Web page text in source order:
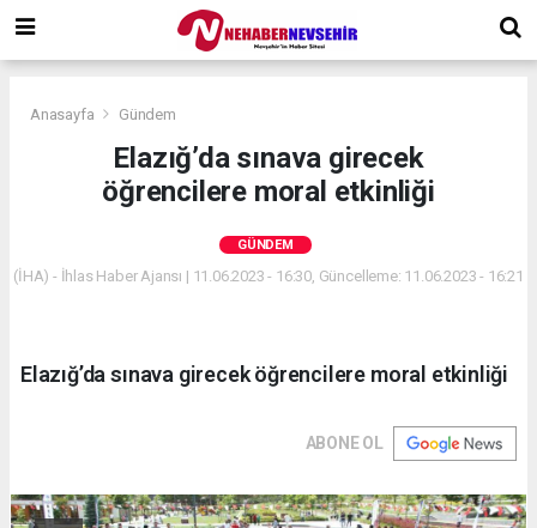
Anasayfa Gündem
Elazığ’da sınava girecek
öğrencilere moral etkinliği
GÜNDEM
(İHA) - İhlas Haber Ajansı | 11.06.2023 - 16:30, Güncelleme: 11.06.2023 - 16:21
Elazığ’da sınava girecek öğrencilere moral etkinliği
ABONE OL